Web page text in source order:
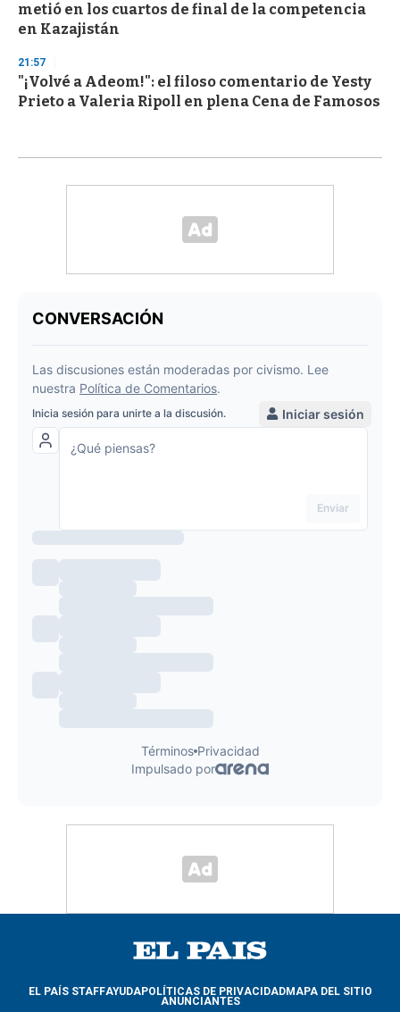
metió en los cuartos de final de la competencia
en Kazajistán
21:57
"¡Volvé a Adeom!": el filoso comentario de Yesty
Prieto a Valeria Ripoll en plena Cena de Famosos
EL PAÍS STAFFAYUDAPOLÍTICAS DE PRIVACIDADMAPA DEL SITIO
ANUNCIANTES